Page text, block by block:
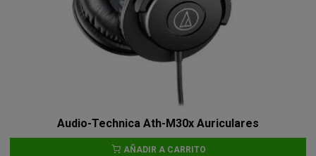
Audio-Technica Ath-M30x Auriculares
AÑADIR A CARRITO